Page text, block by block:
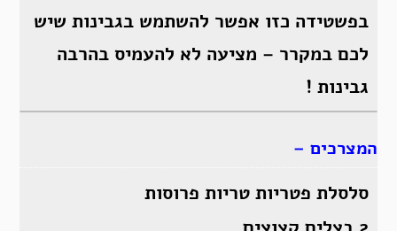
בפשטידה כזו אפשר להשתמש בגבינות שיש
לכם במקרר – מציעה לא להעמיס בהרבה
גבינות !
המצרכים –
סלסלת פטריות טריות פרוסות